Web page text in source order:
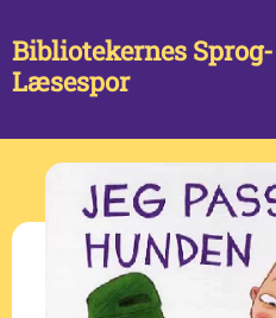
Bibliotekernes
Læsespor